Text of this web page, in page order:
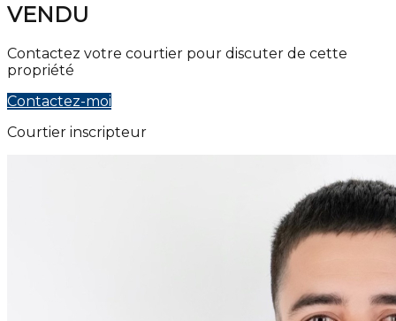
VENDU
Contactez votre courtier pour discuter de cette
propriété
Contactez-moi
Courtier inscripteur